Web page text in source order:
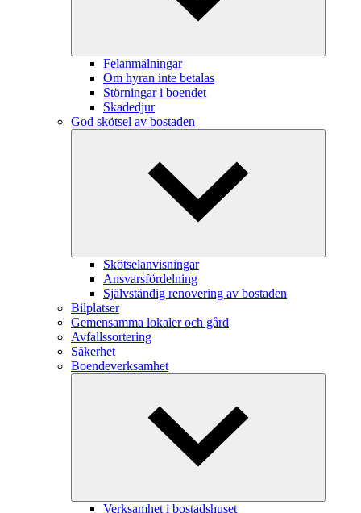
Felanmälningar
Om hyran inte betalas
Störningar i boendet
Skadedjur
God skötsel av bostaden
Skötselanvisningar
Ansvarsfördelning
Självständig renovering av bostaden
Bilplatser
Gemensamma lokaler och gård
Avfallssortering
Säkerhet
Boendeverksamhet
Verksamhet i bostadshuset